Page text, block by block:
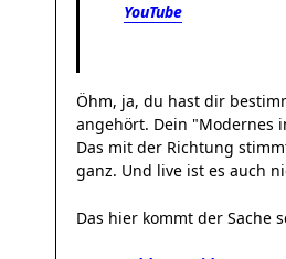
YouTube
Öhm, ja, du hast dir
angehört. Dein "Modernes
Das mit der Richtung
ganz. Und live ist es auch
Das hier kommt der Sache